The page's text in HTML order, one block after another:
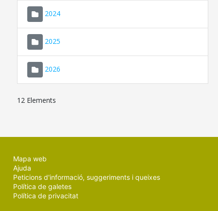
2024
2025
2026
12 Elements
Mapa web
Ajuda
Peticions d'informació, suggeriments i queixes
Política de galetes
Política de privacitat